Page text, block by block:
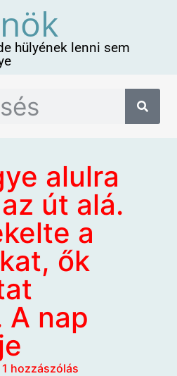
hülyének lenni sem
alulra
út alá.
a
ők
nap
1 hozzászólás